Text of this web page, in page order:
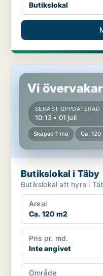
Butikslokal
Butikslokal i Täby
Vi
SENAST UPPDATERAD
10:13 • 01 juli
Skapad 1 mo Ca. 120
Butikslokal i Täby
Butikslokal att hyra i
Areal
Ca. 120 m2
Pris pr. md.
Inte angivet
Område